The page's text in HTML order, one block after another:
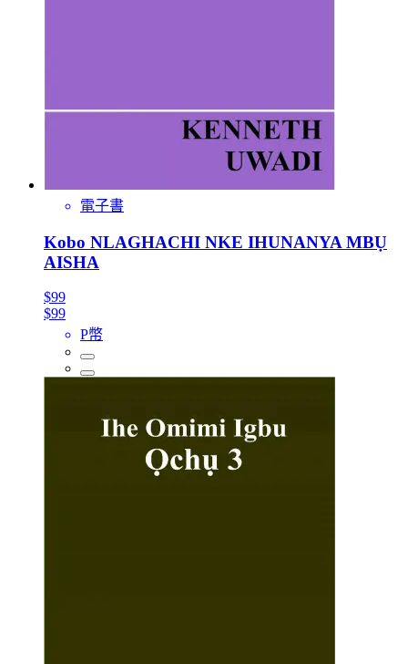
電子書
Kobo NLAGHACHI NKE IHUNANYA MBỤ
AISHA
$99
$99
P幣